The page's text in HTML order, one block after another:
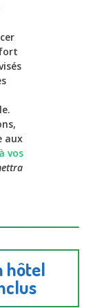
aux
vos
hôtel